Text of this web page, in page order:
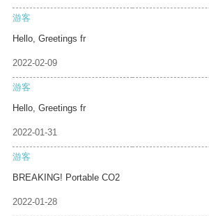
游客
Hello, Greetings fr
2022-02-09
游客
Hello, Greetings fr
2022-01-31
游客
BREAKING! Portable CO2
2022-01-28